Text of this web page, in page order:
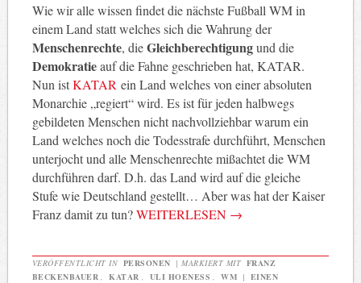
Wie wir alle wissen findet die nächste Fußball WM in
einem Land statt welches sich die Wahrung der
Menschenrechte, dieGleichberechtigungund die
Demokratieauf die Fahne geschrieben hat, KATAR.
Nun istKATAR ein Land welches von einer absoluten
Monarchie „regiert“ wird. Es ist für jeden halbwegs
gebildeten Menschen nicht nachvollziehbar warum ein
Land welches noch die Todesstrafe durchführt, Menschen
unterjocht und alle Menschenrechte mißachtet die WM
durchführen darf. D.h. das Land wird auf die gleiche
Stufe wie Deutschland gestellt… Aber was hat der Kaiser
Franz damit zu tun?WEITERLESEN →
VERÖFFENTLICHT IN PERSONEN |MARKIERT MIT FRANZ
BECKENBAUER
KATAR ULI HOENESS WM | EINEN